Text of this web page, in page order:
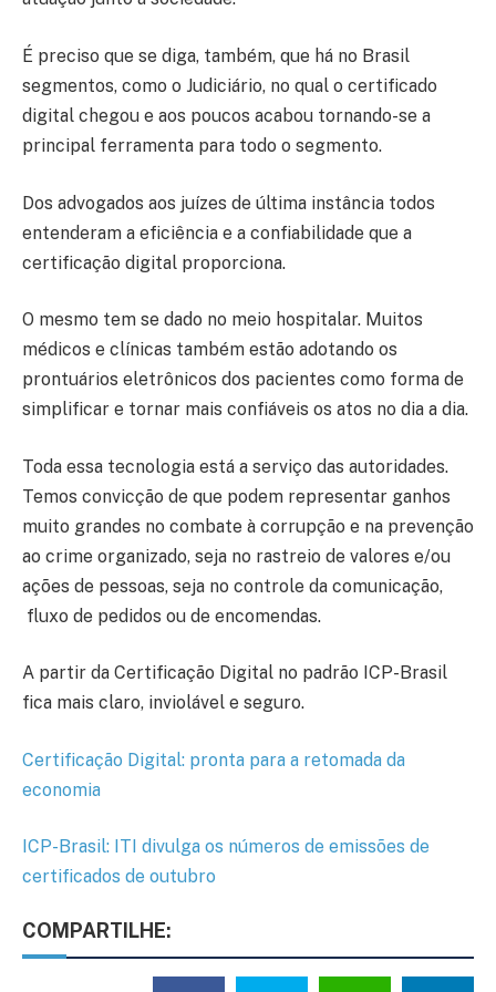
É preciso que se diga, também, que há no Brasil
segmentos, como o Judiciário, no qual o certificado
digital chegou e aos poucos acabou tornando-se a
principal ferramenta para todo o segmento.
Dos advogados aos juízes de última instância todos
entenderam a eficiência e a confiabilidade que a
certificação digital proporciona.
O mesmo tem se dado no meio hospitalar. Muitos
médicos e clínicas também estão adotando os
prontuários eletrônicos dos pacientes como forma de
simplificar e tornar mais confiáveis os atos no dia a dia.
Toda essa tecnologia está a serviço das autoridades.
Temos convicção de que podem representar ganhos
muito grandes no combate à corrupção e na prevenção
ao crime organizado, seja no rastreio de valores e/ou
ações de pessoas, seja no controle da comunicação,
fluxo de pedidos ou de encomendas.
A partir da Certificação Digital no padrão ICP-Brasil
fica mais claro, inviolável e seguro.
Certificação Digital: pronta para a retomada da
economia
ICP-Brasil: ITI divulga os números de emissões de
certificados de outubro
COMPARTILHE: